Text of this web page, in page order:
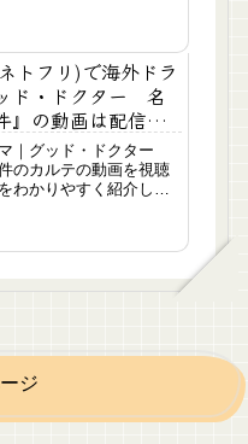
トフリ)で海外ドラ
ド・ドクター 名
』の動画は配信し
｜グッド・ドクター
のカルテの動画を視聴
わかりやすく紹介して
ジ